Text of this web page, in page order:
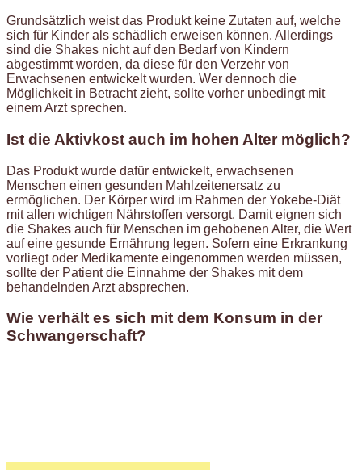
Grundsätzlich weist das Produkt keine Zutaten auf, welche
sich für Kinder als schädlich erweisen können. Allerdings
sind die Shakes nicht auf den Bedarf von Kindern
abgestimmt worden, da diese für den Verzehr von
Erwachsenen entwickelt wurden. Wer dennoch die
Möglichkeit in Betracht zieht, sollte vorher unbedingt mit
einem Arzt sprechen.
Ist die Aktivkost auch im hohen Alter möglich?
Das Produkt wurde dafür entwickelt, erwachsenen
Menschen einen gesunden Mahlzeitenersatz zu
ermöglichen. Der Körper wird im Rahmen der Yokebe-Diät
mit allen wichtigen Nährstoffen versorgt. Damit eignen sich
die Shakes auch für Menschen im gehobenen Alter, die Wert
auf eine gesunde Ernährung legen. Sofern eine Erkrankung
vorliegt oder Medikamente eingenommen werden müssen,
sollte der Patient die Einnahme der Shakes mit dem
behandelnden Arzt absprechen.
Wie verhält es sich mit dem Konsum in der
Schwangerschaft?